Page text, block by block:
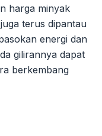
harga minyak
terus dipantau
energi dan
gilirannya dapat
berkembang